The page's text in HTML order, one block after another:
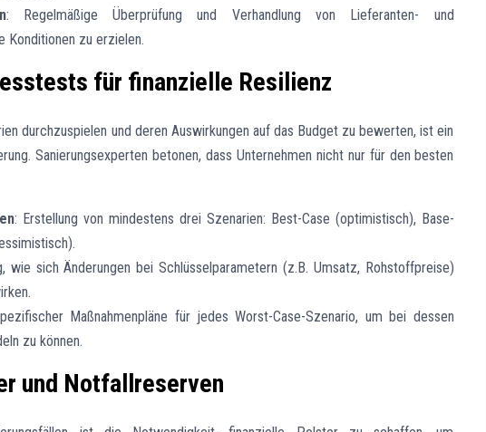
: Regelmäßige Überprüfung und Verhandlung von Lieferanten- und
Konditionen zu erzielen.
für finanzielle Resilienz
durchzuspielen und deren Auswirkungen auf das Budget zu bewerten, ist ein
Sanierungsexperten betonen, dass Unternehmen nicht nur für den besten
: Erstellung von mindestens drei Szenarien: Best-Case (optimistisch), Base-
wie sich Änderungen bei Schlüsselparametern (z.B. Umsatz, Rohstoffpreise)
Maßnahmenpläne für jedes Worst-Case-Szenario, um bei dessen
zu können.
und Notfallreserven